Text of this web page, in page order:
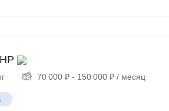
70 000 ₽ - 150 000 ₽ / месяц